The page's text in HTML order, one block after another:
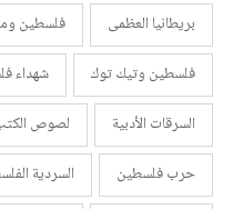
بريطانيا العظمى
فلسطين
فلسطين وتيك توك
شهداء
السرقات الأدبية
لصوص
حرب فلسطين
السردية